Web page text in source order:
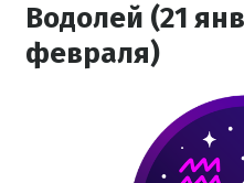
Водолей (21
февраля)